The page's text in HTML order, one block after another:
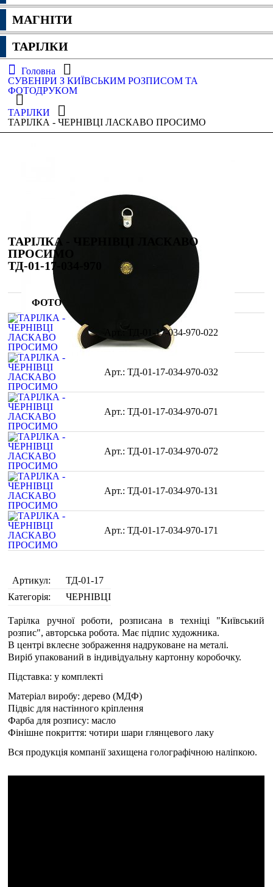
МАГНІТИ
ТАРІЛКИ
Головна
СУВЕНІРИ З КИЇВСЬКИМ РОЗПИСОМ ТА
ФОТОДРУКОМ
ТАРІЛКИ
ТАРІЛКА - ЧЕРНІВЦІ ЛАСКАВО ПРОСИМО
ТАРІЛКА - ЧЕРНІВЦІ ЛАСКАВО
ПРОСИМО
ТД-01-17-034-970
ФОТО
ТД-01-17-034-970-022
ТД-01-17-034-970-032
ТД-01-17-034-970-071
ТД-01-17-034-970-072
ТД-01-17-034-970-131
ТД-01-17-034-970-171
Артикул:
ТД-01-17
Категорія:
ЧЕРНІВЦІ
Тарілка ручної роботи, розписана в техніці "Київський
розпис", авторська робота. Має підпис художника.
В центрі вклеєне зображення надруковане на металі.
Виріб упакований в індивідуальну картонну коробочку.
Підставка: у комплекті
Матеріал виробу: дерево (МДФ)
Підвіс для настінного кріплення
Фарба для розпису: масло
Фінішне покриття: чотири шари глянцевого лаку
Вся продукція компанії захищена голографічною наліпкою.